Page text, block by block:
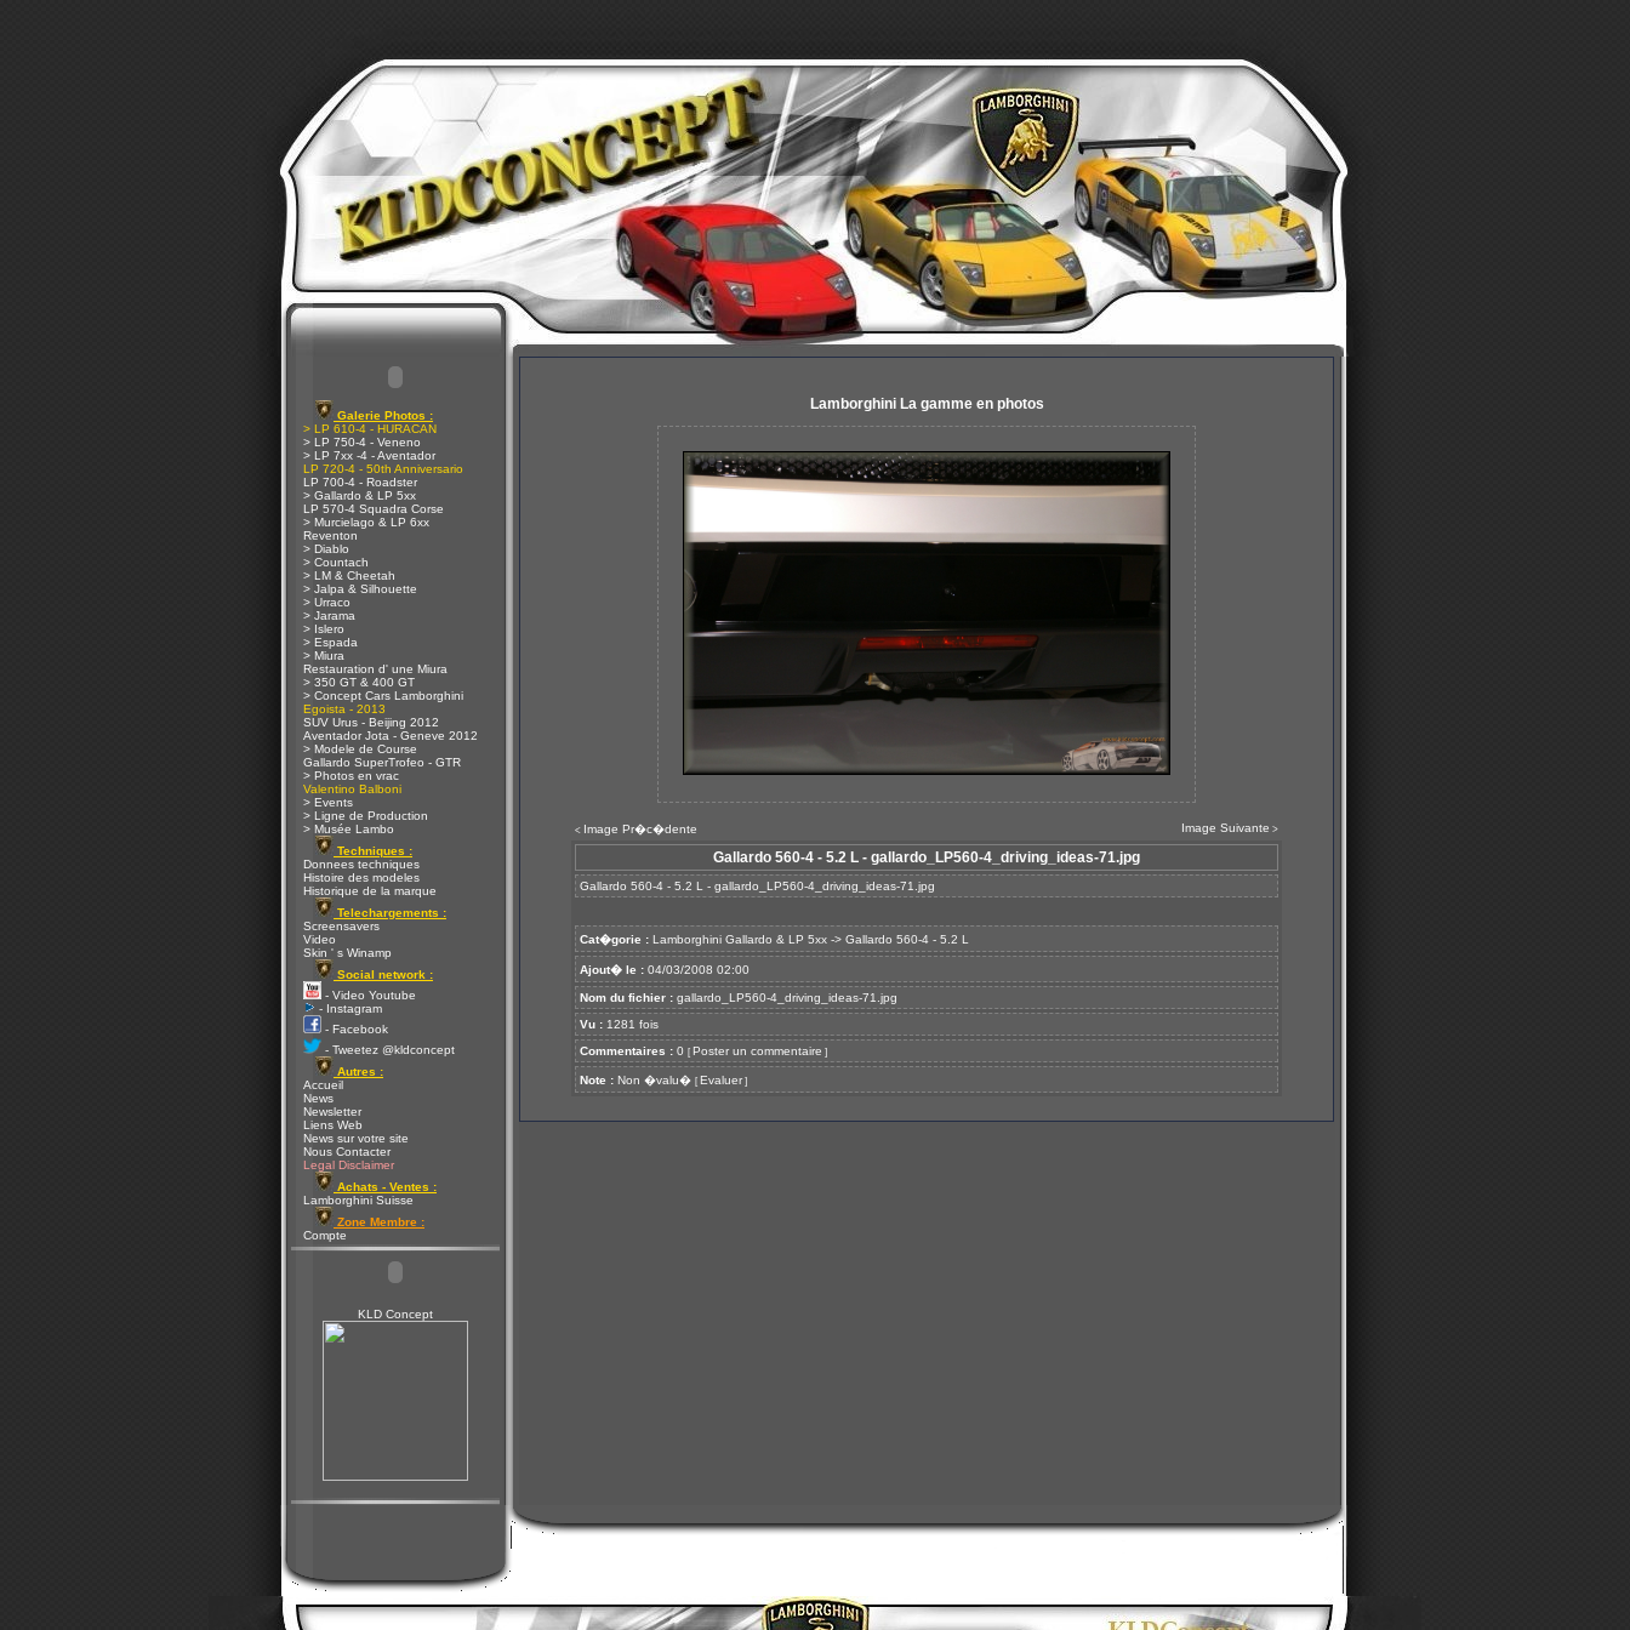
Galerie Photos :
> LP 610-4 - HURACAN
> LP 750-4 - Veneno
> LP 7xx -4 - Aventador
LP 720-4 - 50th Anniversario
LP 700-4 - Roadster
> Gallardo & LP 5xx
LP 570-4 Squadra Corse
> Murcielago & LP 6xx
Reventon
> Diablo
> Countach
> LM & Cheetah
> Jalpa & Silhouette
> Urraco
> Jarama
> Islero
> Espada
> Miura
Restauration d' une Miura
> 350 GT & 400 GT
> Concept Cars Lamborghini
Egoista - 2013
SUV Urus - Beijing 2012
Aventador Jota - Geneve 2012
> Modele de Course
Gallardo SuperTrofeo - GTR
> Photos en vrac
Valentino Balboni
> Events
> Ligne de Production
> Musée Lambo
Techniques :
Donnees techniques
Histoire des modeles
Historique de la marque
Telechargements :
Screensavers
Video
Skin ' s Winamp
Social network :
- Video Youtube
- Instagram
- Facebook
- Tweetez @kldconcept
Autres :
Accueil
News
Newsletter
Liens Web
News sur votre site
Nous Contacter
Legal Disclaimer
Achats - Ventes :
Lamborghini Suisse
Zone Membre :
Compte
KLD Concept
Lamborghini La gamme en photos
< Image Pr�c�dente Image Suivante >
Gallardo 560-4 - 5.2 L - gallardo_LP560-4_driving_ideas-71.jpg
Gallardo 560-4 - 5.2 L - gallardo_LP560-4_driving_ideas-71.jpg
Cat�gorie : Lamborghini Gallardo & LP 5xx -> Gallardo 560-4 - 5.2 L
Ajout� le : 04/03/2008 02:00
Nom du fichier : gallardo_LP560-4_driving_ideas-71.jpg
Vu : 1281 fois
Commentaires : 0 [ Poster un commentaire ]
Note : Non �valu� [ Evaluer ]